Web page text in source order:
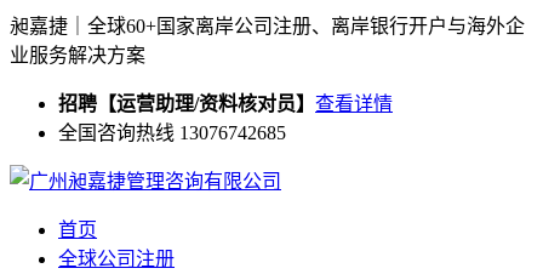
昶嘉捷｜全球60+国家离岸公司注册、离岸银行开户与海外企
业服务解决方案
招聘【运营助理/资料核对员】 查看详情
全国咨询热线 13076742685
首页
全球公司注册